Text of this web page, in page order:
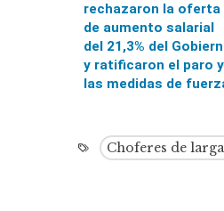
rechazaron la oferta
de aumento salarial
del 21,3% del
y ratificaron el paro y
las medidas de
Choferes de